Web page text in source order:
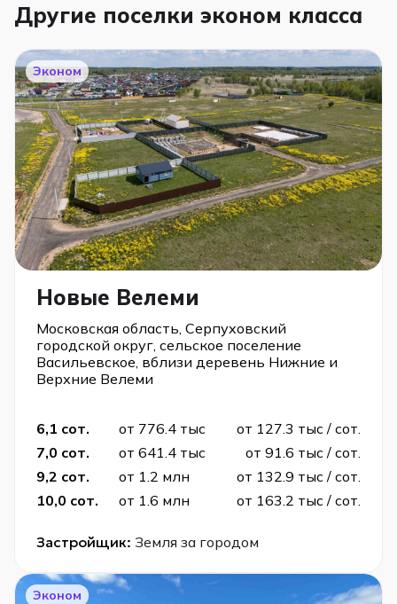
Другие поселки эконом класса
Эконом
Новые Велеми
Московская область, Серпуховский
городской округ, сельское поселение
Васильевское, вблизи деревень Нижние и
Верхние Велеми
6,1 сот. от 776.4 тыс
от 127.3 тыс / сот.
7,0 сот.
от 641.4 тыс
от 91.6 тыс / сот.
9,2 сот.
от 1.2 млн
от 132.9 тыс / сот.
10,0 сот.
от 1.6 млн от 163.2 тыс / сот.
Застройщик: Земля за городом
Эконом